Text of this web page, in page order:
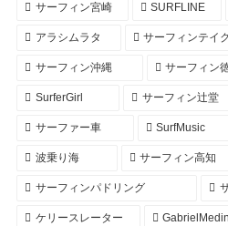
サーフィン宮崎 SURFLINE
アラシムラタ サーフィンテイ
サーフィン沖縄 サーフィン
SurferGirl サーフィン辻堂
サーファー車 SurfMusic
波乗り海 サーフィン高知
サーフィンパドリング
ケリースレーター